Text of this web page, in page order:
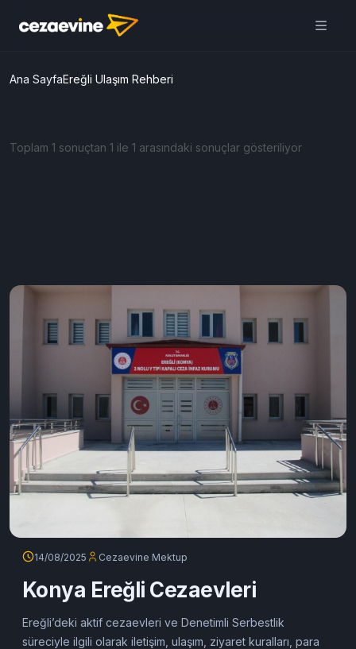
Ana SayfaEreğli Ulaşım Rehberi
Toplam 1 sonuçtan 1 ile 1 arasındaki sonuçlar gösteriliyor
14/08/2025 Cezaevine Mektup
Konya Ereğli Cezaevleri
Ereğli’deki aktif cezaevleri ve Denetimli Serbestlik
süreciyle ilgili olarak iletişim, ulaşım, ziyaret kuralları, para